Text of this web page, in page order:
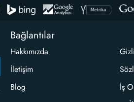
Bağlantılar
Hakkımızda
İletişim
Blog
İş